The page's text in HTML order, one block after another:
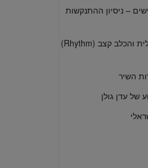
– ניסיון ההתנקשות
אמריקה גוט טאלנט – רוני הישראלית והכלב קצב (Rhythm)
השיר
של עדן גולן